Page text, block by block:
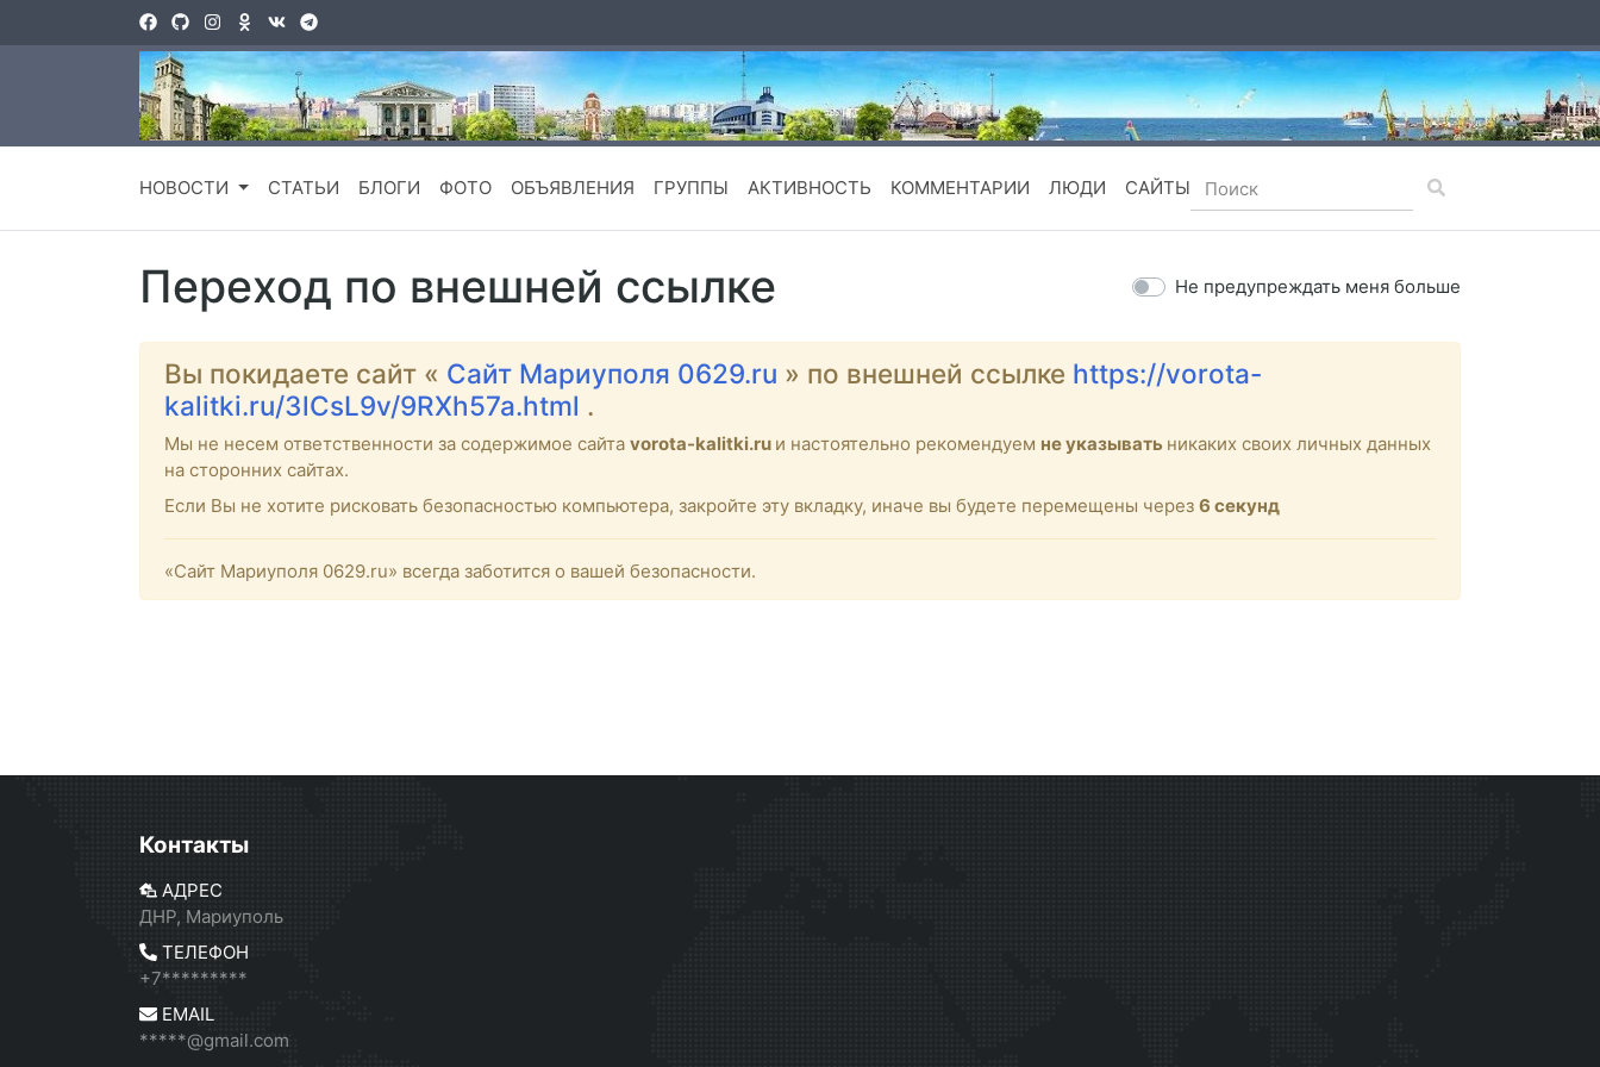
НОВОСТИ СТАТЬИ БЛОГИ ФОТО ОБЪЯВЛЕНИЯ ГРУППЫ АКТИВНОСТЬ КОММЕНТАРИИ ЛЮДИ САЙТЫ
Переход по внешней ссылке Не предупреждать меня больше
Вы покидаете сайт « Сайт Мариуполя 0629.ru » по внешней ссылке https://vorota-
kalitki.ru/3lCsL9v/9RXh57a.html .
Мы не несем ответственности за содержимое сайта vorota-kalitki.ru и настоятельно рекомендуем не указывать никаких своих личных данных
на сторонних сайтах.
Если Вы не хотите рисковать безопасностью компьютера, закройте эту вкладку, иначе вы будете перемещены через 6 секунд
«Сайт Мариуполя 0629.ru» всегда заботится о вашей безопасности.
Контакты
АДРЕС
ДНР, Мариуполь
ТЕЛЕФОН
+7*********
EMAIL
*****@gmail.com